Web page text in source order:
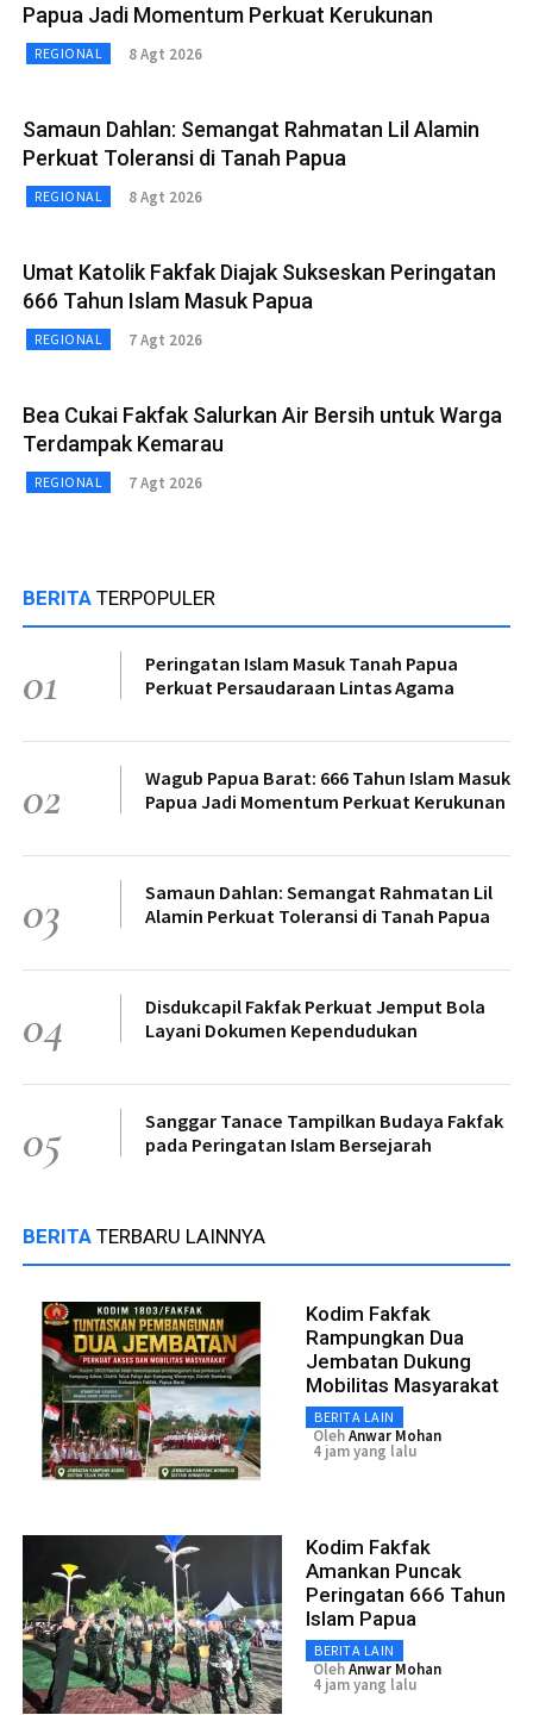
Papua Jadi Momentum Perkuat Kerukunan
REGIONAL 8 Agt 2026
Samaun Dahlan: Semangat Rahmatan Lil Alamin
Perkuat Toleransi di Tanah Papua
REGIONAL 8 Agt 2026
Umat Katolik Fakfak Diajak Sukseskan Peringatan
666 Tahun Islam Masuk Papua
REGIONAL 7 Agt 2026
Bea Cukai Fakfak Salurkan Air Bersih untuk Warga
Terdampak Kemarau
REGIONAL 7 Agt 2026
BERITA TERPOPULER
01
Peringatan Islam Masuk Tanah Papua
Perkuat Persaudaraan Lintas Agama
02
Wagub Papua Barat: 666 Tahun Islam Masuk
Papua Jadi Momentum Perkuat Kerukunan
03
Samaun Dahlan: Semangat Rahmatan Lil
Alamin Perkuat Toleransi di Tanah Papua
04
Disdukcapil Fakfak Perkuat Jemput Bola
Layani Dokumen Kependudukan
05
Sanggar Tanace Tampilkan Budaya Fakfak
pada Peringatan Islam Bersejarah
BERITA TERBARU LAINNYA
Kodim Fakfak
Rampungkan Dua
Jembatan Dukung
Mobilitas Masyarakat
BERITA LAIN
OlehAnwar Mohan
4 jam yang lalu
Kodim Fakfak
Amankan Puncak
Peringatan 666 Tahun
Islam Papua
BERITA LAIN
OlehAnwar Mohan
4 jam yang lalu